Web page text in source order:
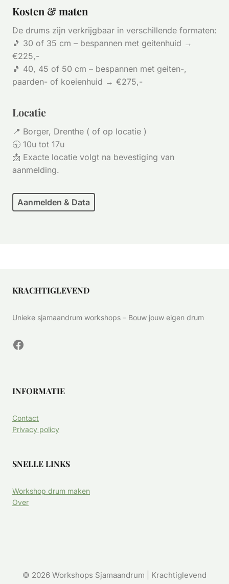
Kosten & maten
De drums zijn verkrijgbaar in verschillende formaten:
🎵 30 of 35 cm – bespannen met geitenhuid →
€225,-
🎵 40, 45 of 50 cm – bespannen met geiten-,
paarden- of koeienhuid → €275,-
Locatie
📍 Borger, Drenthe ( of op locatie )
🕤 10u tot 17u
📩 Exacte locatie volgt na bevestiging van
aanmelding.
Aanmelden & Data
KRACHTIGLEVEND
Unieke sjamaandrum workshops – Bouw jouw eigen drum
Facebook
INFORMATIE
Contact
Privacy policy
SNELLE LINKS
Workshop drum maken
Over
© 2026 Workshops Sjamaandrum | Krachtiglevend